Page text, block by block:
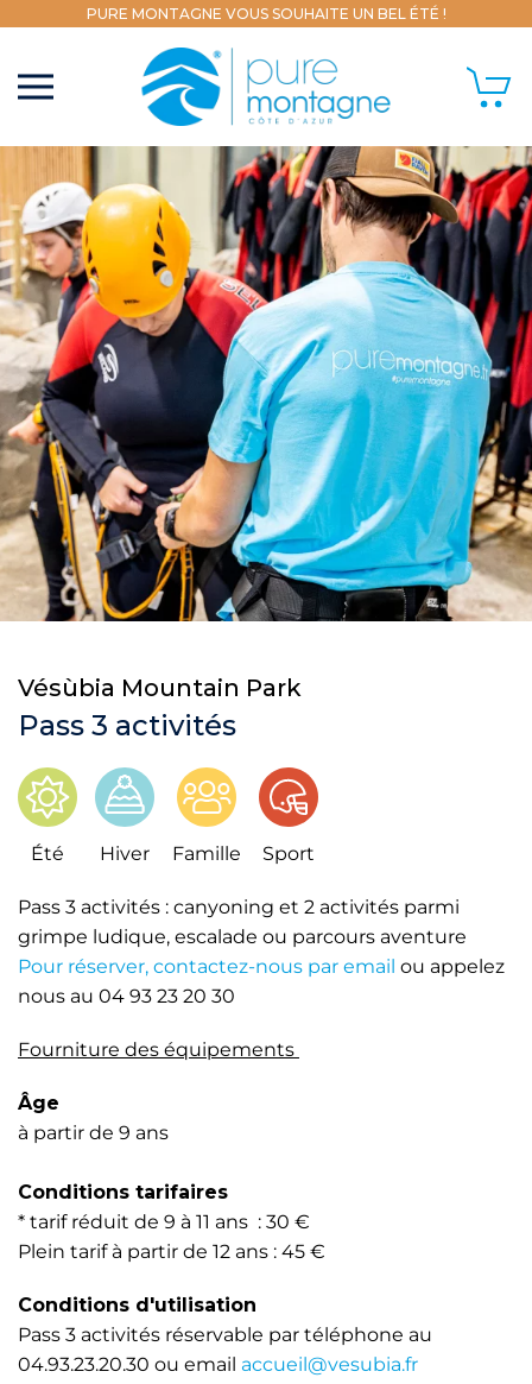
PURE MONTAGNE VOUS SOUHAITE UN BEL ÉTÉ !
Vésùbia Mountain Park
Pass 3 activités
Été Hiver Famille Sport
Pass 3 activités : canyoning et 2 activités parmi
grimpe ludique, escalade ou parcours aventure
Pour réserver, contactez-nous par email ou appelez
nous au 04 93 23 20 30
Fourniture des équipements
Âge
à partir de 9 ans
Conditions tarifaires
* tarif réduit de 9 à 11 ans : 30 €
Plein tarif à partir de 12 ans : 45 €
Conditions d'utilisation
Pass 3 activités réservable par téléphone au
04.93.23.20.30 ou email accueil@vesubia.fr